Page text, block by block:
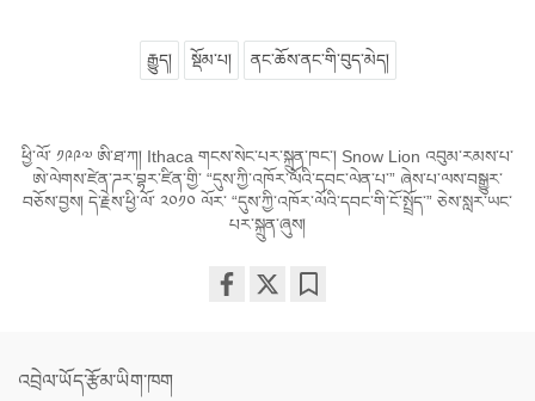
རྒྱུད། སྡོམ་པ། ནང་ཆོས་ནང་གི་བུད་མེད།
ཕྱི་ལོ་ ༡༩༩༧ ཨི་ཐ་ཀ། Ithaca གངས་སེང་པར་སྐྲུན་ཁང་། Snow Lion འབུམ་རམས་པ་
ཨེ་ལེགས་ཛེན་ཌར་བྷར་ཛིན་གྱི་ “དུས་ཀྱི་འཁོར་ལོའི་དབང་ལེན་པ་” ཞེས་པ་ལས་བསྒྱུར་
བཅོས་བྱས། དེ་རྗེས་ཕྱི་ལོ་ ༢༠༡༠ ལོར་ “དུས་ཀྱི་འཁོར་ལོའི་དབང་གི་ངོ་སྤྲོད་” ཅེས་སླར་ཡང་
པར་སྐྲུན་ཞུས།
འབྲེལ་ཡོད་རྩོམ་ཡིག་ཁག